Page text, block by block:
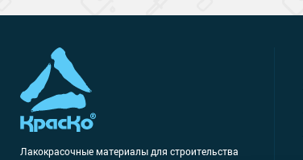
Лакокрасочные материалы для строительства